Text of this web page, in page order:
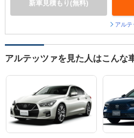
新車見積もり(無料)
アル
アルテッツァを見た人はこんな